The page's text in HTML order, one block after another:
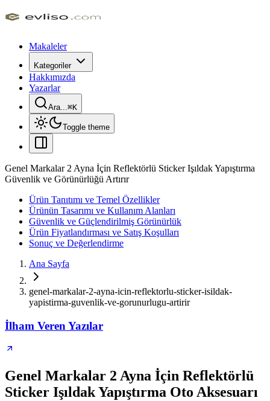
Makaleler
Kategoriler
Hakkımızda
Yazarlar
Ara...⌘K
Toggle theme
Genel Markalar 2 Ayna İçin Reflektörlü Sticker Işıldak Yapıştırma
Güvenlik ve Görünürlüğü Artırır
Ürün Tanıtımı ve Temel Özellikler
Ürünün Tasarımı ve Kullanım Alanları
Güvenlik ve Güçlendirilmiş Görünürlük
Ürün Fiyatlandırması ve Satış Koşulları
Sonuç ve Değerlendirme
Ana Sayfa
genel-markalar-2-ayna-icin-reflektorlu-sticker-isildak-
yapistirma-guvenlik-ve-gorunurlugu-artirir
İlham Veren Yazılar
Genel Markalar 2 Ayna İçin Reflektörlü
Sticker Işıldak Yapıştırma Oto Aksesuarı